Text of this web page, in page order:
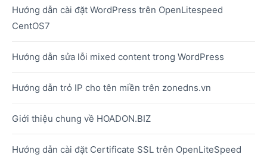
Hướng dẫn cài đặt WordPress trên OpenLitespeed
CentOS7
Hướng dẫn sửa lỗi mixed content trong WordPress
Hướng dẫn trỏ IP cho tên miền trên zonedns.vn
Giới thiệu chung về HOADON.BIZ
Hướng dẫn cài đặt Certificate SSL trên OpenLiteSpeed